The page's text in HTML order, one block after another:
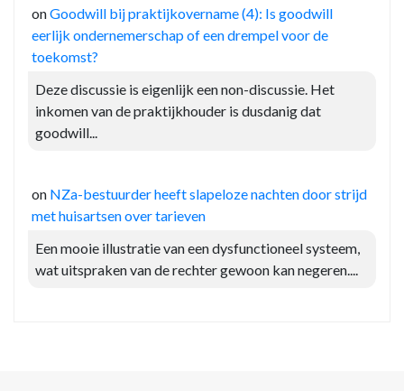
onGoodwill bij praktijkovername (4): Is goodwill
eerlijk ondernemerschap of een drempel voor de
toekomst?
Deze discussie is eigenlijk een non-discussie. Het
inkomen van de praktijkhouder is dusdanig dat
goodwill...
on NZa-bestuurder heeft slapeloze nachten door strijd
met huisartsen over tarieven
Een mooie illustratie van een dysfunctioneel systeem,
wat uitspraken van de rechter gewoon kan negeren....